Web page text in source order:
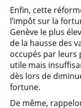
Enfin, cette
l’impôt sur la
Genève le plus
de la hausse des
occupés par leurs
utile mais
dès lors de
fortune.
De même,